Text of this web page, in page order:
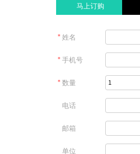
马上订购
＊ 姓名
＊ 手机号
＊ 数量
电话
邮箱
单位